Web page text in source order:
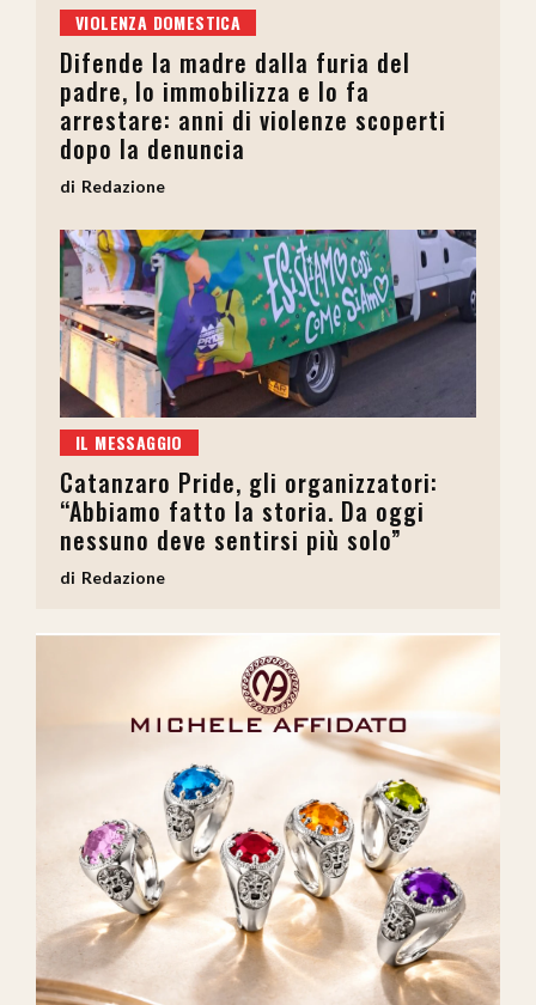
VIOLENZA DOMESTICA
Difende la madre dalla furia del
padre, lo immobilizza e lo fa
arrestare: anni di violenze scoperti
dopo la denuncia
Redazione
IL MESSAGGIO
Catanzaro Pride, gli organizzatori:
“Abbiamo fatto la storia. Da oggi
nessuno deve sentirsi più solo”
Redazione